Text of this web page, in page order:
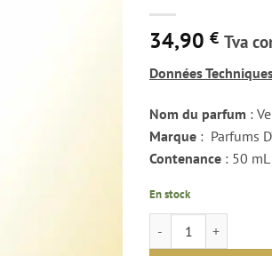
34,90 € Tva
Données
Nom du parfum :
Marque : Parfums
Contenance : 50 mL
En stock
quantité de Velvet -